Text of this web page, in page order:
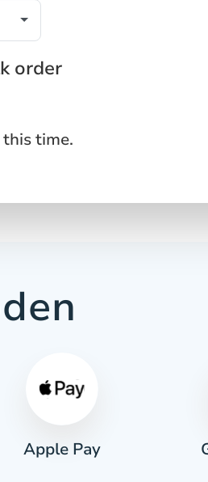
order
time.
Apple Pay